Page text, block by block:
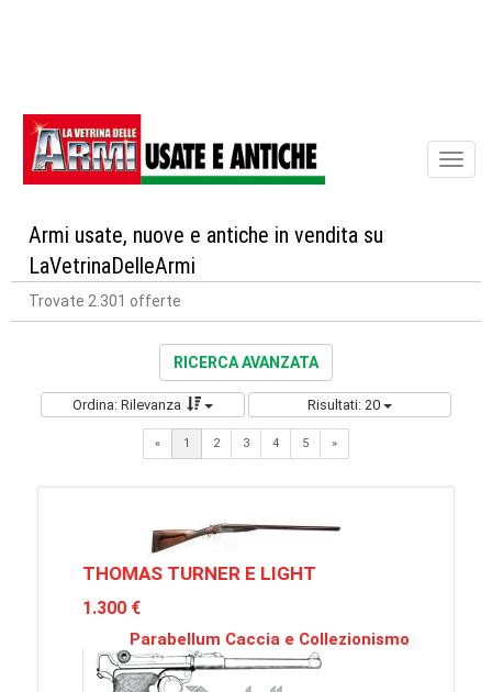
Armi usate, nuove e antiche in vendita su
LaVetrinaDelleArmi
Trovate 2.301 offerte
RICERCA AVANZATA
Ordina: Rilevanza Risultati: 20
« 1 2 3 4 5 »Next
THOMAS TURNER E LIGHT
1.300 €
Parabellum Caccia e Collezionismo